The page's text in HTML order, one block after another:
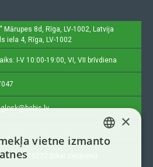
Mārupes 8d, Rīga, LV-1002, Latvija
iela 4, Rīga, LV-1002
I-V 10:00-19:00, VI, VII brīvdiena
20579272 (tikai ziņojumi)
LATVIAN
×
vietne izmanto